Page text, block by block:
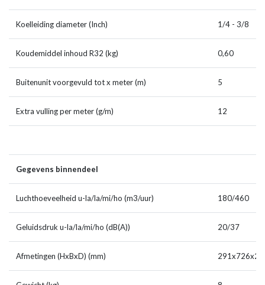
Koelleiding diameter (Inch) 1/4 - 3/8
Koudemiddel inhoud R32 (kg) 0,60
Buitenunit voorgevuld tot x meter (m) 5
Extra vulling per meter (g/m) 12
Gegevens binnendeel
Luchthoeveelheid u-la/la/mi/ho (m3/uur) 180/460
Geluidsdruk u-la/la/mi/ho (dB(A)) 20/37
Afmetingen (HxBxD) (mm)